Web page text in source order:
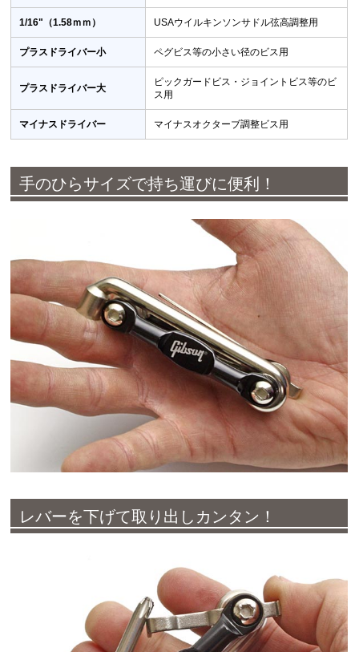
1/16"（1.58ｍｍ） USAウイルキンソンサドル弦高調整用
プラスドライバー小 ペグビス等の小さい径のビス用
プラスドライバー大
ピックガードビス・ジョイントビス等のビ
ス用
マイナスドライバー マイナスオクターブ調整ビス用
手のひらサイズで持ち運びに便利！
レバーを下げて取り出しカンタン！